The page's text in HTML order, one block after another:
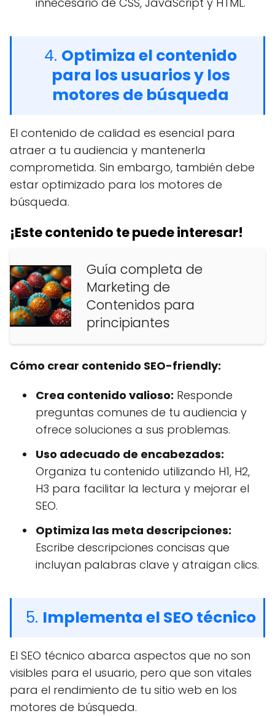
4. Optimiza el contenido
para los usuarios y los
motores de búsqueda
El contenido de calidad es esencial para
atraer a tu audiencia y mantenerla
comprometida. Sin embargo, también debe
estar optimizado para los motores de
búsqueda.
¡Este contenido te puede interesar!
Guía completa de
Marketing de
Contenidos para
principiantes
Cómo crear contenido SEO-friendly:
Crea contenido valioso: Responde
preguntas comunes de tu audiencia y
ofrece soluciones a sus problemas.
Uso adecuado de encabezados:
Organiza tu contenido utilizando H1, H2,
H3 para facilitar la lectura y mejorar el
SEO.
Optimiza las meta descripciones:
Escribe descripciones concisas que
incluyan palabras clave y atraigan clics.
5. Implementa el SEO técnico
El SEO técnico abarca aspectos que no son
visibles para el usuario, pero que son vitales
para el rendimiento de tu sitio web en los
motores de búsqueda.